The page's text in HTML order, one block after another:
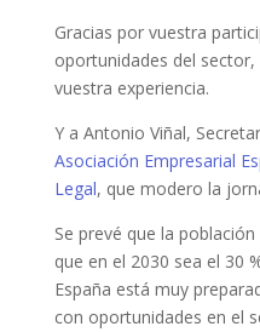
Gracias por vuestra
oportunidades del
vuestra experiencia.
Y a Antonio Viñal,
Asociación Empresarial
Legal, que modero la
Se prevé que la
que en el 2030 sea el 30
España está muy
con oportunidades en el